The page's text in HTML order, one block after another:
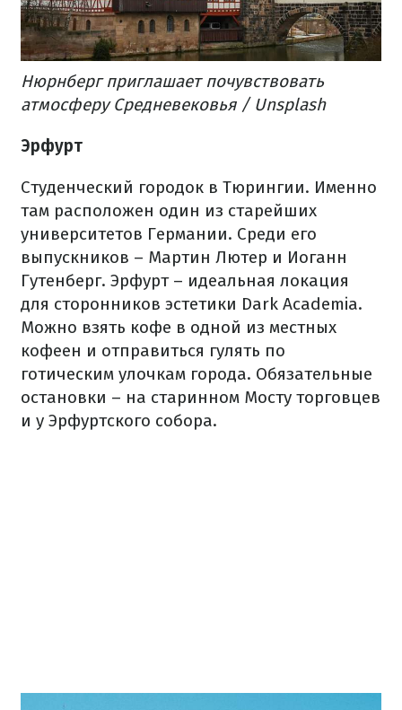
Нюрнберг приглашает почувствовать
атмосферу Средневековья / Unsplash
Эрфурт
Студенческий городок в Тюрингии. Именно
там расположен один из старейших
университетов Германии. Среди его
выпускников – Мартин Лютер и Иоганн
Гутенберг. Эрфурт – идеальная локация
для сторонников эстетики Dark Academia.
Можно взять кофе в одной из местных
кофеен и отправиться гулять по
готическим улочкам города. Обязательные
остановки – на старинном Мосту торговцев
и у Эрфуртского собора.